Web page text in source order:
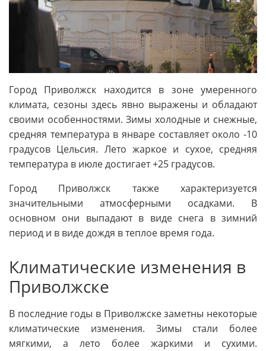
Город Приволжск находится в зоне умеренного
климата, сезоны здесь явно выражены и обладают
своими особенностями. Зимы холодные и снежные,
средняя температура в январе составляет около -10
градусов Цельсия. Лето жаркое и сухое, средняя
температура в июле достигает +25 градусов.
Город Приволжск также характеризуется
значительными атмосферными осадками. В
основном они выпадают в виде снега в зимний
период и в виде дождя в теплое время года.
Климатические изменения в
Приволжске
В последние годы в Приволжске заметны некоторые
климатические изменения. Зимы стали более
мягкими, а лето более жаркими и сухими.